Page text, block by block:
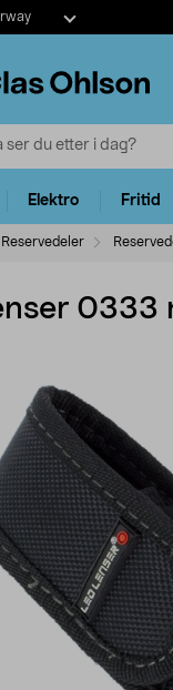
Elektro Fritid
Reservedeler
0333